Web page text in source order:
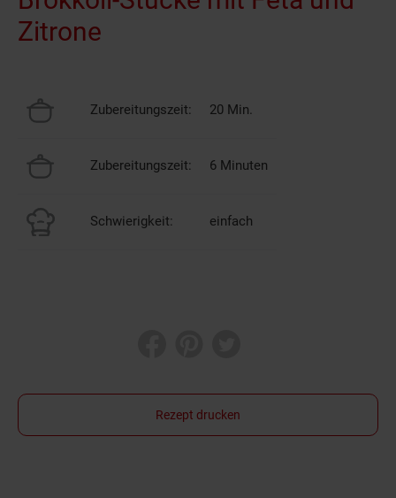
Zitrone
Zubereitungszeit: 20 Min.
Zubereitungszeit: 6 Minuten
Schwierigkeit: einfach
Rezept drucken